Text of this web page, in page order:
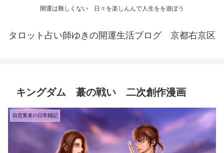
開運は難しくない 日々を楽しんんで人生をを遊ぼう
タロット占い師ゆきの開運生活ブログ 京都右京区
キングダム 蕞の戦い 二次創作漫画
自営業者の日常雑記